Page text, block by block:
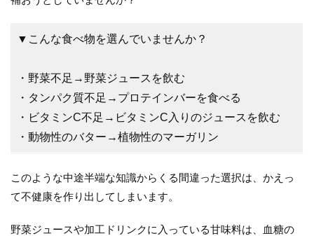
▼こんな食べ物を選んでいませんか？
・野菜不足→野菜ジュースを飲む
・タンパク質不足→プロテインバーを食べる
・ビタミンC不足→ビタミンC入りのジュースを飲む
・動物性のバター→植物性のマーガリン
このような中途半端な知識からくる間違った選択は、かえっ
て不健康を作り出してしまいます。
野菜ジュースや加工ドリンクに入っている甘味料は、血糖の